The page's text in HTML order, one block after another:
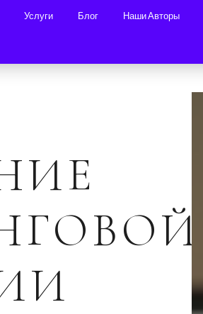
Услуги Блог Наши Авторы